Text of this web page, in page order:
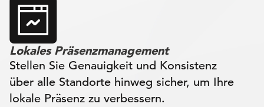
Lokales Präsenzmanagement
Stellen Sie Genauigkeit und Konsistenz
über alle Standorte hinweg sicher, um Ihre
lokale Präsenz zu verbessern.